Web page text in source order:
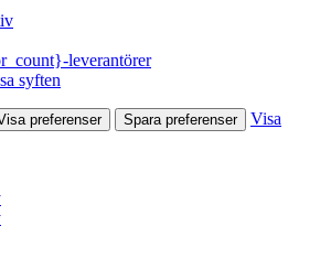
leverantörer
syften
preferenser Spara preferenser
Visa